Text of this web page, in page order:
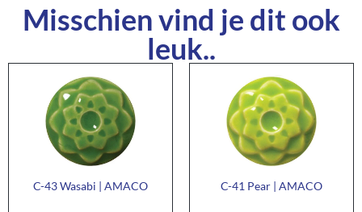
Misschien vind je dit ook
leuk..
C-43 Wasabi | AMACO C-41 Pear | AMACO